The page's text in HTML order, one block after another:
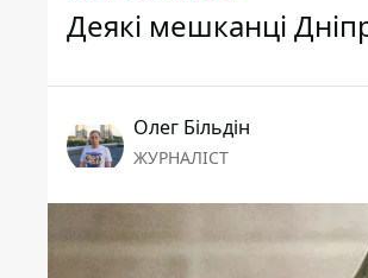
Деякі мешканці
Олег Більдін
ЖУРНАЛІСТ